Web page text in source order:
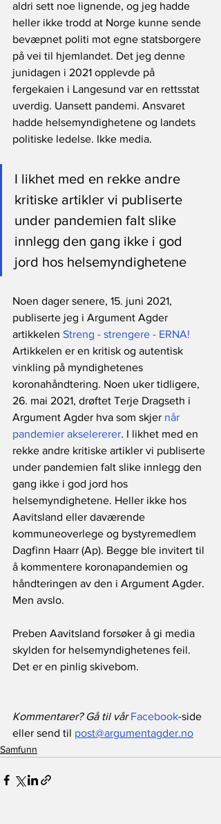
aldri sett noe lignende, og jeg hadde
heller ikke trodd at Norge kunne sende
bevæpnet politi mot egne statsborgere
på vei til hjemlandet. Det jeg denne
junidagen i 2021 opplevde på
fergekaien i Langesund var en rettsstat
uverdig. Uansett pandemi. Ansvaret
hadde helsemyndighetene og landets
politiske ledelse. Ikke media.
I likhet med en rekke andre
kritiske artikler vi publiserte
under pandemien falt slike
innlegg den gang ikke i god
jord hos helsemyndighetene
Noen dager senere, 15. juni 2021,
publiserte jeg i Argument Agder
artikkelen Streng - strengere - ERNA!
Artikkelen er en kritisk og autentisk
vinkling på myndighetenes
koronahåndtering. Noen uker tidligere,
26. mai 2021, drøftet Terje Dragseth i
Argument Agder hva som skjer når
pandemier akselererer. I likhet med en
rekke andre kritiske artikler vi publiserte
under pandemien falt slike innlegg den
gang ikke i god jord hos
helsemyndighetene. Heller ikke hos
Aavitsland eller daværende
kommuneoverlege og bystyremedlem
Dagfinn Haarr (Ap). Begge ble invitert til
å kommentere koronapandemien og
håndteringen av den i Argument Agder.
Men avslo.
Preben Aavitsland forsøker å gi media
skylden for helsemyndighetenes feil.
Det er en pinlig skivebom.
Kommentarer? Gå til vår Facebook-side
eller send til post@argumentagder.no
Samfunn